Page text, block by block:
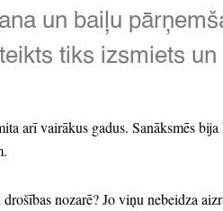
un baiļu
tiks izsmiets
arī vairākus gadus. Sanāksmēs
nozarē?Jo viņu nebeidza